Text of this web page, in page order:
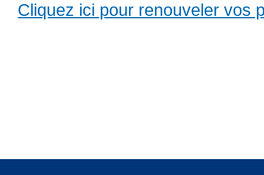
Cliquez ici pour renouveler vos